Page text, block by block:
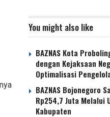
You might also like
BAZNAS Kota
dengan Kejaksaan
Optimalisasi
BAZNAS Bojonegoro
Rp254,7 Juta Melalui
Kabupaten